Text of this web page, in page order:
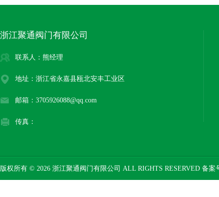
浙江聚通阀门有限公司
联系人：熊经理
地址：浙江省永嘉县瓯北安丰工业区
邮箱：3705926088@qq.com
传真：
版权所有 © 2026 浙江聚通阀门有限公司 ALL RIGHTS RESERVED 备案